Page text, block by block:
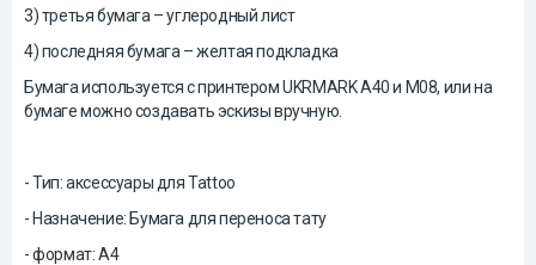
3) третья бумага – углеродный лист
4) последняя бумага – желтая подкладка
Бумага используется с принтером UKRMARK A40 и M08, или на
бумаге можно создавать эскизы вручную.
- Тип: аксессуары для Tattoo
- Назначение: Бумага для переноса тату
- формат: А4